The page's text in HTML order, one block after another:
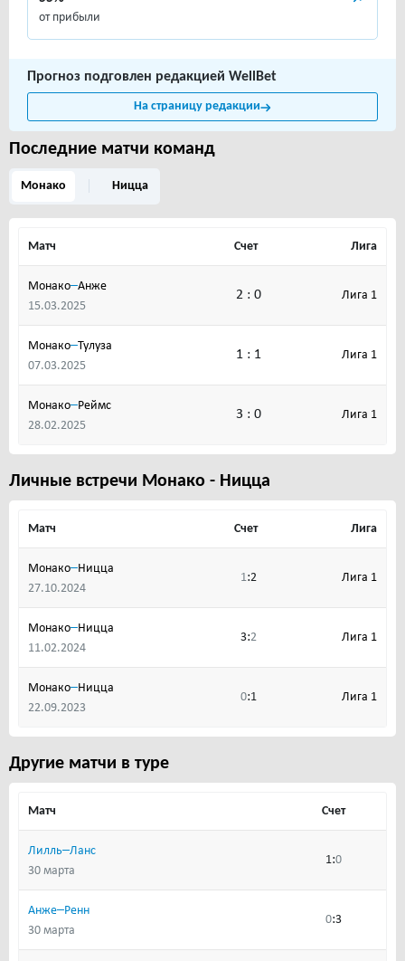
от прибыли
Прогноз подговлен редакцией WellBet
На страницу редакции
Последние матчи команд
Монако Ницца
Матч Счет Лига
Монако–Анже
15.03.2025
2 : 0 Лига 1
Монако–Тулуза
07.03.2025
1 : 1 Лига 1
Монако–Реймс
28.02.2025
3 : 0 Лига 1
Личные встречи Монако - Ницца
Матч Счет Лига
Монако–Ницца
27.10.2024
1:2 Лига 1
Монако–Ницца
11.02.2024
3:2 Лига 1
Монако–Ницца
22.09.2023
0:1 Лига 1
Другие матчи в туре
Матч Счет
Лилль–Ланс
30 марта
1:0
Анже–Ренн
30 марта
0:3